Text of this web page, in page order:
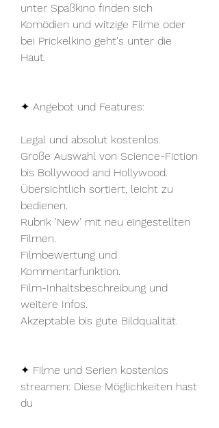
unter Spaßkino finden sich
Komödien und witzige Filme oder
bei Prickelkino geht's unter die
Haut.
✦ Angebot und Features:
Legal und absolut kostenlos.
Große Auswahl von Science-Fiction
bis Bollywood and Hollywood.
Übersichtlich sortiert, leicht zu
bedienen.
Rubrik 'New' mit neu eingestellten
Filmen.
Filmbewertung und
Kommentarfunktion.
Film-Inhaltsbeschreibung und
weitere Infos.
Akzeptable bis gute Bildqualität.
✦ Filme und Serien kostenlos
streamen: Diese Möglichkeiten hast
du